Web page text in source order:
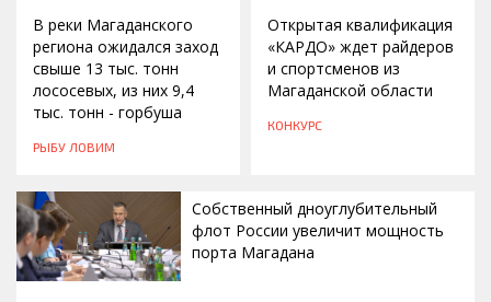
В реки Магаданского
региона ожидался заход
свыше 13 тыс. тонн
лососевых, из них 9,4
тыс. тонн - горбуша
РЫБУ ЛОВИМ
Открытая квалификация
«КАРДО» ждет райдеров
и спортсменов из
Магаданской области
КОНКУРС
Собственный дноуглубительный
флот России увеличит мощность
порта Магадана